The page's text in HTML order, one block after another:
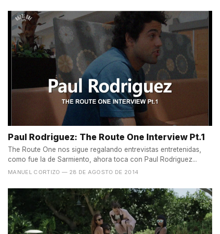
Paul Rodriguez: The Route One Interview Pt.1
The Route One nos sigue regalando entrevistas entretenidas,
como fue la de Sarmiento, ahora toca con Paul Rodriguez...
MANUEL CORTIZO — 28 DE AGOSTO DE 2014